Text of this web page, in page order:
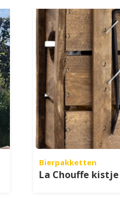
Bierpakketten
La Chouffe kistje